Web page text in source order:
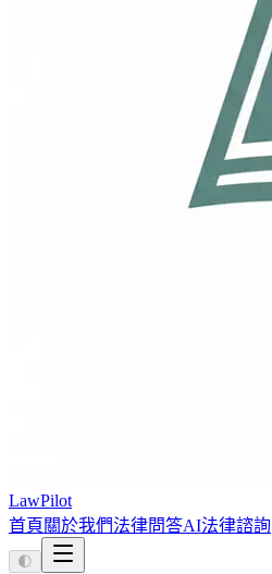
LawPilot
首頁 關於我們法律問答AI法律諮詢
🌓